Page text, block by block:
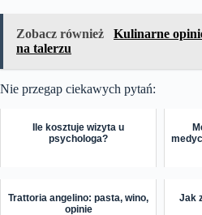
Zobacz również
Kulinarne
na talerzu
Nie przegap ciekawych pytań:
Ile kosztuje wizyta u
psychologa?
Trattoria angelino: pasta, wino,
opinie
Jak